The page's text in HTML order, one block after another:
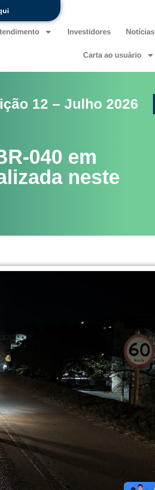
Investidores Notícias
Carta ao usuário
12 – Julho 2026
040 em
neste